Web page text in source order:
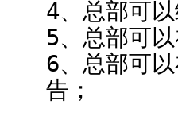
4、总部可
5、总部可
6、总部可
告；